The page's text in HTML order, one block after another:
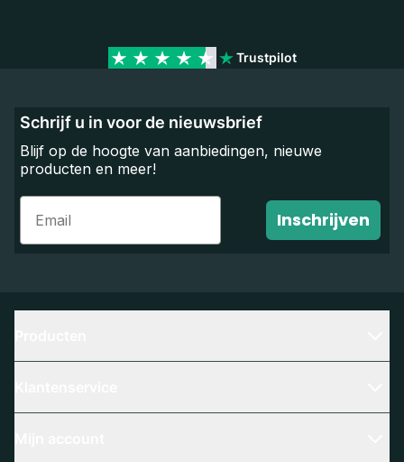
Trustpilot
Schrijf u in voor de nieuwsbrief
Blijf op de hoogte van aanbiedingen, nieuwe
producten en meer!
Email
Inschrijven